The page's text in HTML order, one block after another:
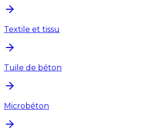
Textile et tissu
Tuile de béton
Microbéton